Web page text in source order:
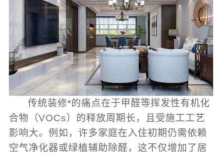
传统装修*的痛点在于甲醛等挥发性有机化
合物（VOCs）的释放周期长，且受施工工艺
影响大。例如，许多家庭在入住初期仍需依赖
空气净化器或绿植辅助除醛，这不仅增加了居